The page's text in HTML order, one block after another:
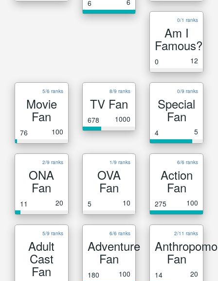
6 6
0/1 ranks
Am I
Famous?
0 12
5/6 ranks
Movie
Fan
76 100
8/9 ranks
TV Fan
678 1000
0/9 ranks
Special
Fan
4 5
2/9 ranks
ONA
Fan
11 20
1/9 ranks
OVA
Fan
5 10
6/6 ranks
Action
Fan
275 100
5/9 ranks
Adult
Cast
Fan
6/6 ranks
Adventure
Fan
180 100
2/11 ranks
Fan
14 20